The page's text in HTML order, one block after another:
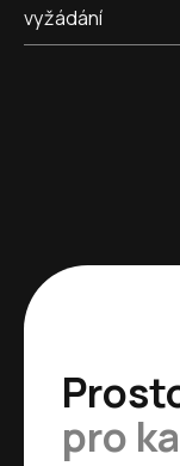
vyžádání
pro